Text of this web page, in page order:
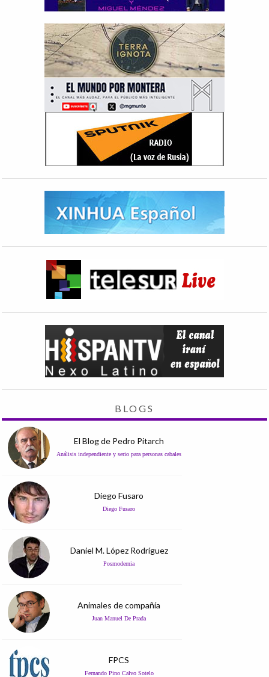
BLOGS
El Blog de Pedro Pitarch
Análisis independiente y serio para personas cabales
Diego Fusaro
Diego Fusaro
Daniel M. López Rodríguez
Posmodernia
Animales de compañía
Juan Manuel De Prada
FPCS
Fernando Pino Calvo Sotelo